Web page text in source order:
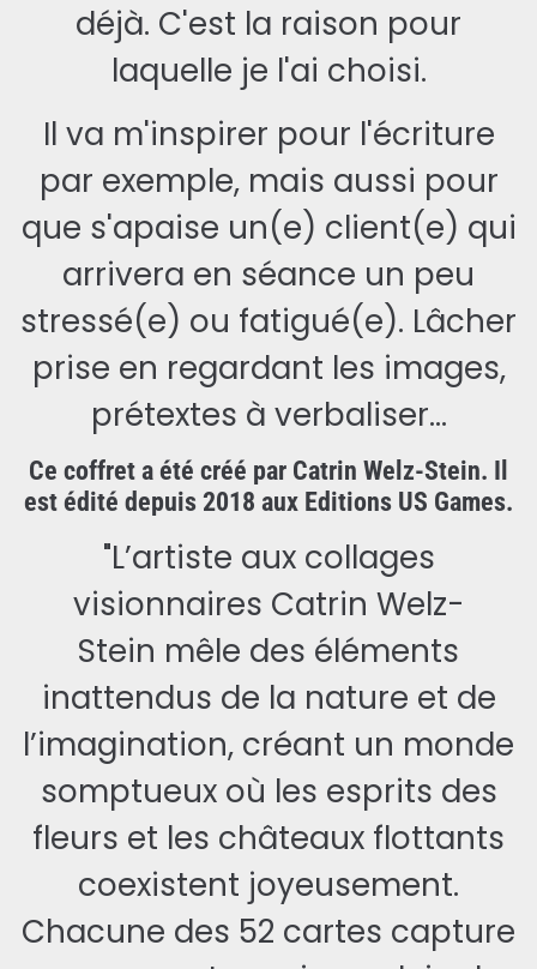
déjà. C'est la raison pour
laquelle je l'ai choisi.
Il va m'inspirer pour l'écriture
par exemple, mais aussi pour
que s'apaise un(e) client(e) qui
arrivera en séance un peu
stressé(e) ou fatigué(e). Lâcher
prise en regardant les images,
prétextes à verbaliser...
Ce coffret a été créé par Catrin Welz-Stein. Il
est édité depuis 2018 aux Editions US Games.
"L’artiste aux collages
visionnaires Catrin Welz-
Stein mêle des éléments
inattendus de la nature et de
l’imagination, créant un monde
somptueux où les esprits des
fleurs et les châteaux flottants
coexistent joyeusement.
Chacune des 52 cartes capture